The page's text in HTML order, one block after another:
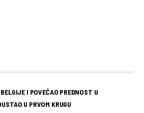
I POVEĆAO PREDNOST U
U PRVOM KRUGU